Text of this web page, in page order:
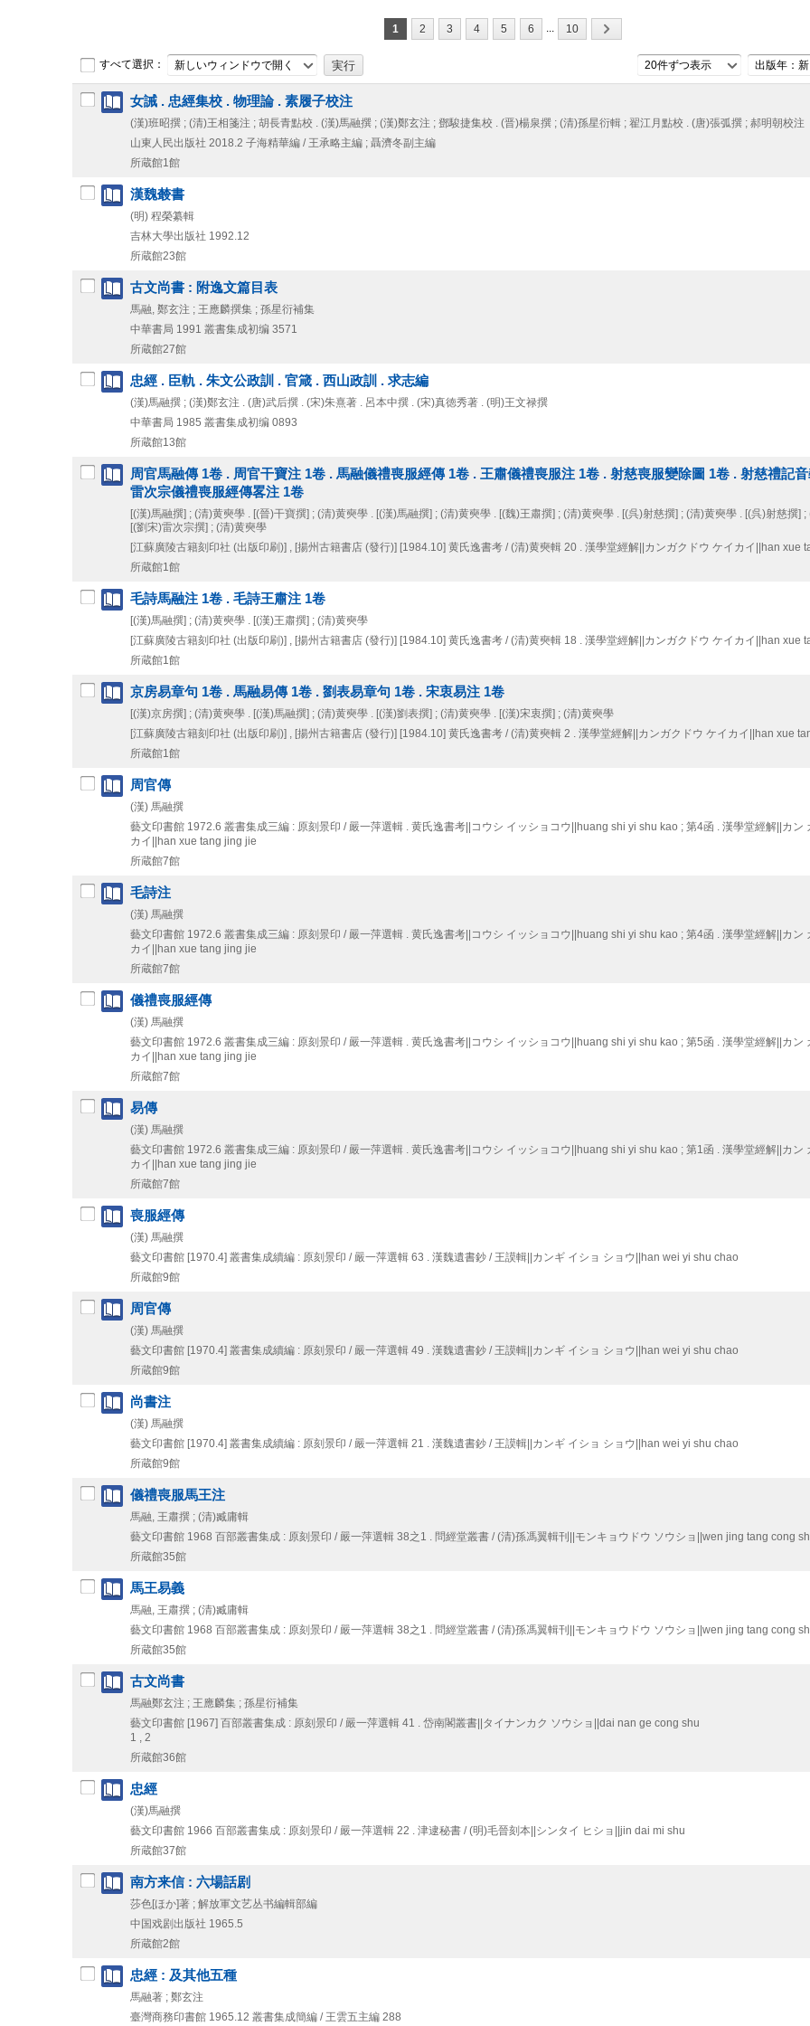
1 2 3 4 5 6 ... 10
すべて選択： 新しいウィンドウで開く 20件ずつ表示 出版年：
女誡 . 忠經集校 . 物理論 . 素履子校注
(漢)班昭撰 ; (清)王相箋注 ; 胡長青點校 . (漢)馬融撰 ; (漢)鄭玄注 ; 鄧駿捷集校 . (晋)楊泉撰 ; (清)孫星衍輯 ; 翟江月點校 . (唐)張弧撰 ; 郝明朝校注
山東人民出版社 2018.2 子海精華編 / 王承略主編 ; 聶濟冬副主編
所蔵館1館
漢魏樷書
(明) 程榮纂輯
吉林大學出版社 1992.12
所蔵館23館
古文尚書 : 附逸文篇目表
馬融, 鄭玄注 ; 王應麟撰集 ; 孫星衍補集
中華書局 1991 叢書集成初编 3571
所蔵館27館
忠經 . 臣軌 . 朱文公政訓 . 官箴 . 西山政訓 . 求志編
(漢)馬融撰 ; (漢)鄭玄注 . (唐)武后撰 . (宋)朱熹著 . 呂本中撰 . (宋)真徳秀著 . (明)王文禄撰
中華書局 1985 叢書集成初编 0893
所蔵館13館
周官馬融傳 1卷 . 周官干寶注 1卷 . 馬融儀禮喪服經傳 1卷 . 王肅儀禮喪服注 1卷 . 射慈喪服變除圖 1卷 . 射慈禮記
雷次宗儀禮喪服經傳畧注 1卷
[(漢)馬融撰] ; (清)黄奭學 . [(晉)干寶撰] ; (清)黄奭學 . [(漢)馬融撰] ; (清)黄奭學 . [(魏)王肅撰] ; (清)黄奭學 . [(呉)射慈撰] ; (清)黄奭學 . [(呉)射慈撰] ;
[(劉宋)雷次宗撰] ; (清)黄奭學
[江蘇廣陵古籍刻印社 (出版印刷)] , [揚州古籍書店 (發行)] [1984.10] 黄氏逸書考 / (清)黄奭輯 20 . 漢學堂經解||カンガクドウ ケイカイ||han xue
所蔵館1館
毛詩馬融注 1卷 . 毛詩王肅注 1卷
[(漢)馬融撰] ; (清)黄奭學 . [(漢)王肅撰] ; (清)黄奭學
[江蘇廣陵古籍刻印社 (出版印刷)] , [揚州古籍書店 (發行)] [1984.10] 黄氏逸書考 / (清)黄奭輯 18 . 漢學堂經解||カンガクドウ ケイカイ||han xue
所蔵館1館
京房易章句 1卷 . 馬融易傳 1卷 . 劉表易章句 1卷 . 宋衷易注 1卷
[(漢)京房撰] ; (清)黄奭學 . [(漢)馬融撰] ; (清)黄奭學 . [(漢)劉表撰] ; (清)黄奭學 . [(漢)宋衷撰] ; (清)黄奭學
[江蘇廣陵古籍刻印社 (出版印刷)] , [揚州古籍書店 (發行)] [1984.10] 黄氏逸書考 / (清)黄奭輯 2 . 漢學堂經解||カンガクドウ ケイカイ||han xue
所蔵館1館
周官傳
(漢) 馬融撰
藝文印書館 1972.6 叢書集成三編 : 原刻景印 / 嚴一萍選輯 . 黄氏逸書考||コウシ イッショコウ||huang shi yi shu kao ; 第4函 . 漢學堂經解||カン
カイ||han xue tang jing jie
所蔵館7館
毛詩注
(漢) 馬融撰
藝文印書館 1972.6 叢書集成三編 : 原刻景印 / 嚴一萍選輯 . 黄氏逸書考||コウシ イッショコウ||huang shi yi shu kao ; 第4函 . 漢學堂經解||カン
カイ||han xue tang jing jie
所蔵館7館
儀禮喪服經傳
(漢) 馬融撰
藝文印書館 1972.6 叢書集成三編 : 原刻景印 / 嚴一萍選輯 . 黄氏逸書考||コウシ イッショコウ||huang shi yi shu kao ; 第5函 . 漢學堂經解||カン
カイ||han xue tang jing jie
所蔵館7館
易傳
(漢) 馬融撰
藝文印書館 1972.6 叢書集成三編 : 原刻景印 / 嚴一萍選輯 . 黄氏逸書考||コウシ イッショコウ||huang shi yi shu kao ; 第1函 . 漢學堂經解||カン
カイ||han xue tang jing jie
所蔵館7館
喪服經傳
(漢) 馬融撰
藝文印書館 [1970.4] 叢書集成續編 : 原刻景印 / 嚴一萍選輯 63 . 漢魏遺書鈔 / 王謨輯||カンギ イショ ショウ||han wei yi shu chao
所蔵館9館
周官傳
(漢) 馬融撰
藝文印書館 [1970.4] 叢書集成續編 : 原刻景印 / 嚴一萍選輯 49 . 漢魏遺書鈔 / 王謨輯||カンギ イショ ショウ||han wei yi shu chao
所蔵館9館
尚書注
(漢) 馬融撰
藝文印書館 [1970.4] 叢書集成續編 : 原刻景印 / 嚴一萍選輯 21 . 漢魏遺書鈔 / 王謨輯||カンギ イショ ショウ||han wei yi shu chao
所蔵館9館
儀禮喪服馬王注
馬融, 王肅撰 ; (清)臧庸輯
藝文印書館 1968 百部叢書集成 : 原刻景印 / 嚴一萍選輯 38之1 . 問經堂叢書 / (清)孫馮翼輯刊||モンキョウドウ ソウショ||wen jing tang cong
所蔵館35館
馬王易義
馬融, 王肅撰 ; (清)臧庸輯
藝文印書館 1968 百部叢書集成 : 原刻景印 / 嚴一萍選輯 38之1 . 問經堂叢書 / (清)孫馮翼輯刊||モンキョウドウ ソウショ||wen jing tang cong
所蔵館35館
古文尚書
馬融鄭玄注 ; 王應麟集 ; 孫星衍補集
藝文印書館 [1967] 百部叢書集成 : 原刻景印 / 嚴一萍選輯 41 . 岱南閣叢書||タイナンカク ソウショ||dai nan ge cong shu
1 , 2
所蔵館36館
忠經
(漢)馬融撰
藝文印書館 1966 百部叢書集成 : 原刻景印 / 嚴一萍選輯 22 . 津逮秘書 / (明)毛晉刻本||シンタイ ヒショ||jin dai mi shu
所蔵館37館
南方来信 : 六場話剧
莎色[ほか]著 ; 解放軍文艺丛书編輯部編
中国戏剧出版社 1965.5
所蔵館2館
忠經 : 及其他五種
馬融著 ; 鄭玄注
臺灣商務印書館 1965.12 叢書集成簡編 / 王雲五主編 288